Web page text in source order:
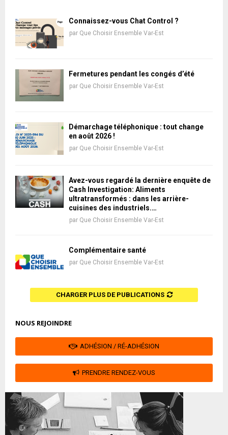
Connaissez-vous Chat Control ?
par Que Choisir Ensemble Var-Est
Fermetures pendant les congés d’été
par Que Choisir Ensemble Var-Est
Démarchage téléphonique : tout change
en août 2026 !
par Que Choisir Ensemble Var-Est
Avez-vous regardé la dernière enquête de
Cash Investigation: Aliments
ultratransformés : dans les arrière-
cuisines des industriels.…
par Que Choisir Ensemble Var-Est
Complémentaire santé
par Que Choisir Ensemble Var-Est
CHARGER PLUS DE PUBLICATIONS
NOUS REJOINDRE
ADHÉSION / RÉ-ADHÉSION
PRENDRE RENDEZ-VOUS